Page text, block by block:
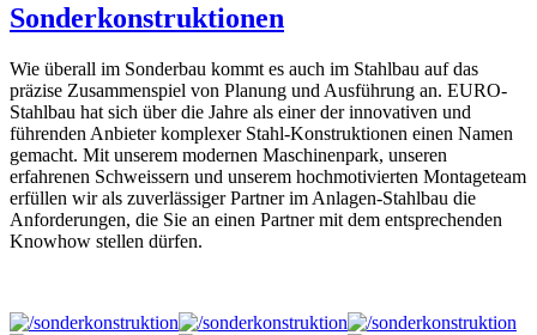
Sonderkonstruktionen
Wie überall im Sonderbau kommt es auch im Stahlbau auf das
präzise Zusammenspiel von Planung und Ausführung an. EURO-
Stahlbau hat sich über die Jahre als einer der innovativen und
führenden Anbieter komplexer Stahl-Konstruktionen einen Namen
gemacht. Mit unserem modernen Maschinenpark, unseren
erfahrenen Schweissern und unserem hochmotivierten Montageteam
erfüllen wir als zuverlässiger Partner im Anlagen-Stahlbau die
Anforderungen, die Sie an einen Partner mit dem entsprechenden
Knowhow stellen dürfen.